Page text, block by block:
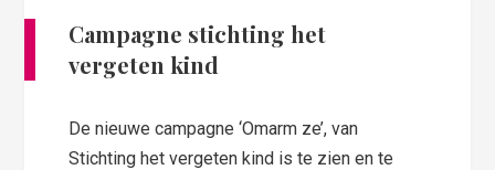
Campagne stichting het
vergeten kind
De nieuwe campagne ‘Omarm ze’, van
Stichting het vergeten kind is te zien en te